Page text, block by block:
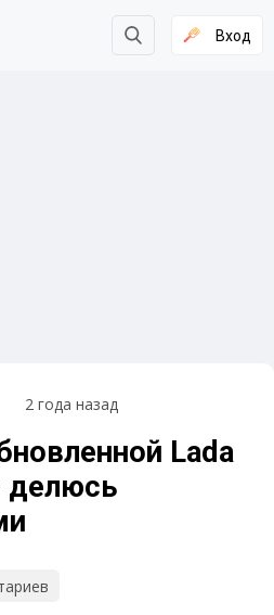
Вход
2 года назад
Lada
делюсь